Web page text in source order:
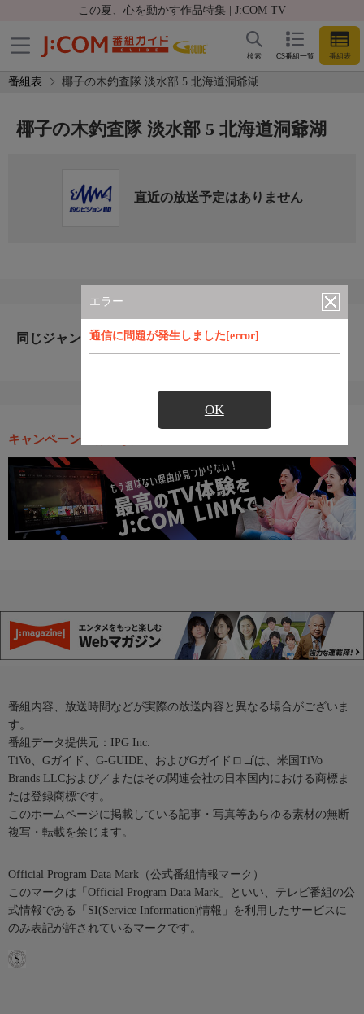
この夏、心を動かす作品特集 | J:COM TV
CS番組一覧 番組表
検索
番組表 椰子の木釣査隊 淡水部 5 北海道洞爺湖
エラー
通信に問題が発生しました[error]
OK
椰子の木釣査隊 淡水部 5 北海道洞爺湖
直近の放送予定はありません
同じジャンルのおすすめ番組
キャンペーン・お得な情報
番組内容、放送時間などが実際の放送内容と異なる場合がございま
す。
番組データ提供元：IPG Inc.
TiVo、Gガイド、G-GUIDE、およびGガイドロゴは、米国TiVo
Brands LLCおよび／またはその関連会社の日本国内における商標ま
たは登録商標です。
このホームページに掲載している記事・写真等あらゆる素材の無断
複写・転載を禁じます。
Official Program Data Mark（公式番組情報マーク）
このマークは「Official Program Data Mark」といい、テレビ番組の公
式情報である「SI(Service Information)情報」を利用したサービスに
のみ表記が許されているマークです。